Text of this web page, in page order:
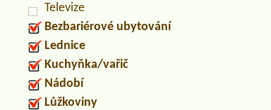
Televize
Bezbariérové ubytování
Lednice
Kuchyňka/vařič
Nádobí
Lůžkoviny